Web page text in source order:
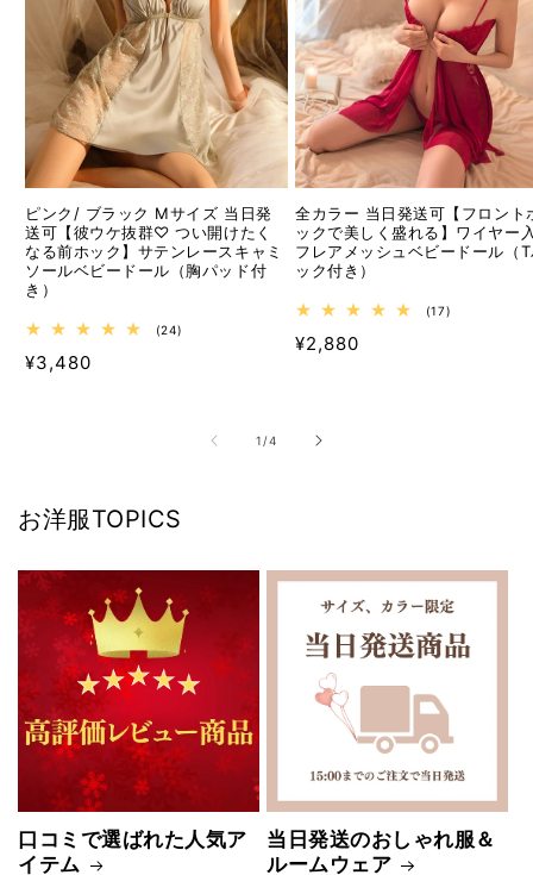
ピンク/ ブラック Mサイズ 当日発
送可【彼ウケ抜群♡ つい開けたく
なる前ホック】サテンレースキャミ
ソールベビードール（胸パッド付
き）
(24)
通
¥3,480
全カラー 当日発送可【フロント
ックで美しく盛れる】ワイヤー
フレアメッシュベビードール（
ック付き）
(17)
通
¥2,880
1 /の
4
お洋服TOPICS
口コミで選ばれた人気ア
イテム
当日発送のおしゃれ服＆
ルームウェア